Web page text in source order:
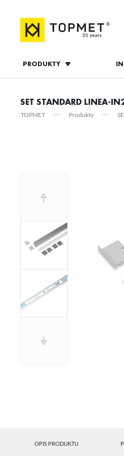
PRODUKTY
SET STANDARD LINEA-
TOPMET Produkty
OPIS PRODUKTU